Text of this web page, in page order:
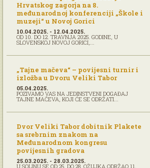
Hrvatskog zagorja na 8.
međunarodnoj konferenciji „Škole i
muzeji“ u Novoj Gorici
10.04.2025. - 12.04.2025.
OD 10. DO 12. TRAVNJA 2025. GODINE, U
SLOVENSKOJ NOVOJ GORICI,...
„Tajne mačeva“ – povijesni turnir i
izložba u Dvoru Veliki Tabor
05.04.2025.
POZIVAMO VAS NA JEDINSTVENI DOGAĐAJ
TAJNE MAČEVA, KOJI ĆE SE ODRŽATI...
Dvor Veliki Tabor dobitnik Plakete
sa srebrnim znakom na
Međunarodnom kongresu
povijesnih gradova
25.03.2025. - 28.03.2025.
U SOLINU SE OD 25. DO 28. OŽUJKA ODRŽAO 11.